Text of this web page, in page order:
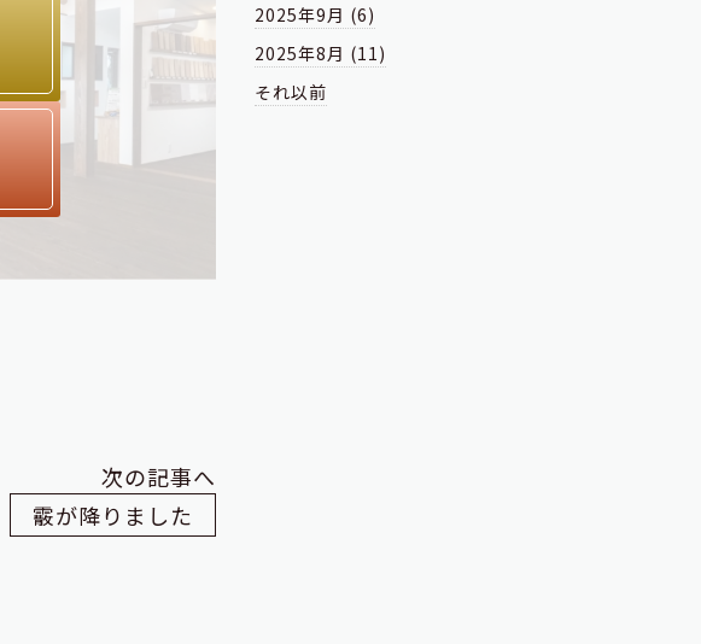
次の記事へ
霰が降りました
2025年9月 (6)
2025年8月 (11)
それ以前